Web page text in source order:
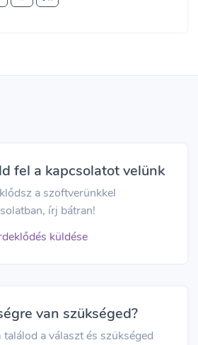
fel a kapcsolatot velünk
a szoftverünkkel
írj bátran!
küldése
van szükséged?
találod a választ és szükséged